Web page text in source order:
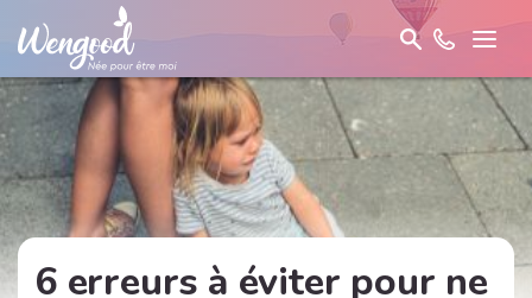
6 erreurs à éviter pour ne